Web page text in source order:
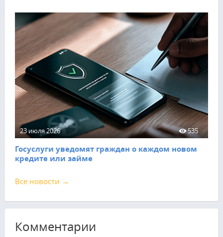
23 июля 2026 535
Госуслуги уведомят граждан о каждом новом
кредите или займе
Все новости →
Комментарии